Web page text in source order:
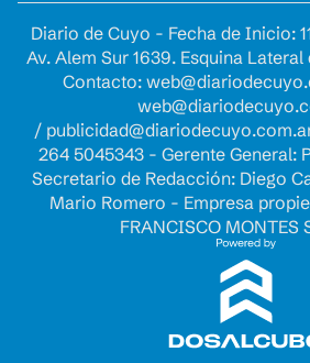
Diario de Cuyo - Fecha de Inicio:
Av. Alem Sur 1639. Esquina
Contacto:
/
264 5045343 - Gerente General:
Secretario de Redacción: Diego
Mario Romero - Empresa
FRANCISCO MONTES